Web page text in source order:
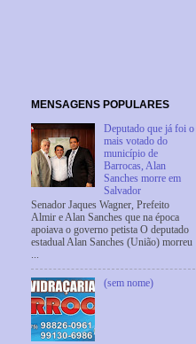
MENSAGENS POPULARES
Deputado que já foi o
mais votado do
município de
Barrocas, Alan
Sanches morre em
Salvador
Senador Jaques Wagner, Prefeito
Almir e Alan Sanches que na época
apoiava o governo petista O deputado
estadual Alan Sanches (União) morreu
...
(sem nome)